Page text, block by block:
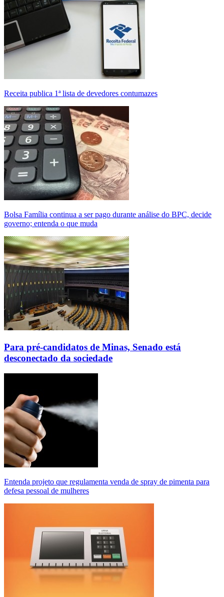
Receita publica 1ª lista de devedores contumazes
Bolsa Família continua a ser pago durante análise do BPC, decide
governo; entenda o que muda
Para pré-candidatos de Minas, Senado está
desconectado da sociedade
Entenda projeto que regulamenta venda de spray de pimenta para
defesa pessoal de mulheres